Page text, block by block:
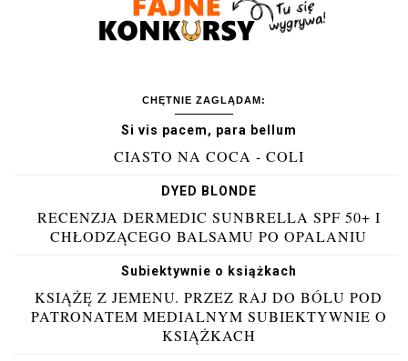
CHĘTNIE ZAGLĄDAM:
Si vis pacem, para bellum
CIASTO NA COCA - COLI
DYED BLONDE
RECENZJA DERMEDIC SUNBRELLA SPF 50+ I
CHŁODZĄCEGO BALSAMU PO OPALANIU
Subiektywnie o książkach
KSIĄŻĘ Z JEMENU. PRZEZ RAJ DO BÓLU POD
PATRONATEM MEDIALNYM SUBIEKTYWNIE O
KSIĄŻKACH